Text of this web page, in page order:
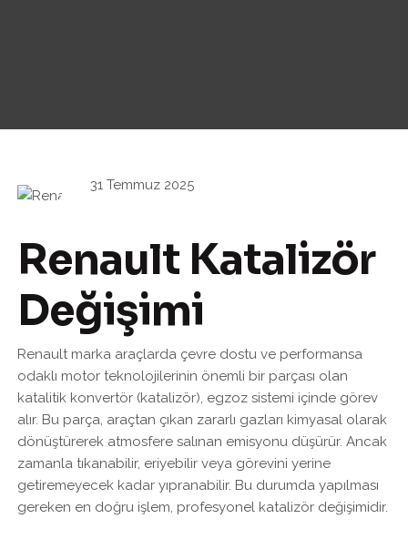
31 Temmuz 2025
Renault Katalizör
Değişimi
Renault marka araçlarda çevre dostu ve performansa
odaklı motor teknolojilerinin önemli bir parçası olan
katalitik konvertör (katalizör), egzoz sistemi içinde görev
alır. Bu parça, araçtan çıkan zararlı gazları kimyasal olarak
dönüştürerek atmosfere salınan emisyonu düşürür. Ancak
zamanla tıkanabilir, eriyebilir veya görevini yerine
getiremeyecek kadar yıpranabilir. Bu durumda yapılması
gereken en doğru işlem, profesyonel katalizör değişimidir.